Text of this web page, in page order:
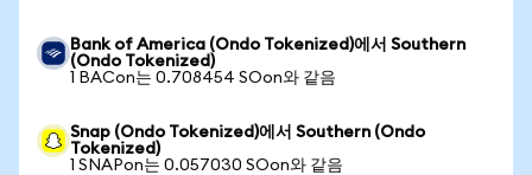
Bank of America (Ondo Tokenized)에서 Southern
(Ondo Tokenized)
1 BACon는 0.708454 SOon와 같음
Snap (Ondo Tokenized)에서 Southern (Ondo
Tokenized)
1 SNAPon는 0.057030 SOon와 같음